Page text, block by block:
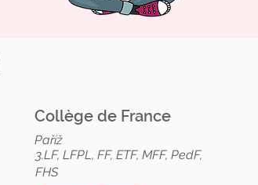
Collège de France
Paříž
3.LF, LFPL, FF, ETF, MFF, PedF,
FHS